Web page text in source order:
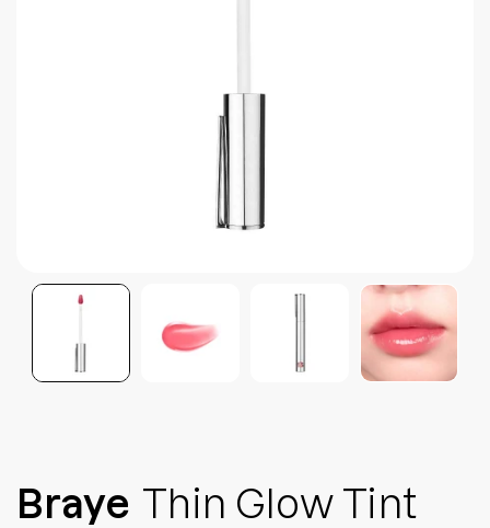
Rastrear mi Pedido
Parches para granitos internos
Parches para manchitas pos acné
Braye Thin Glow Tint